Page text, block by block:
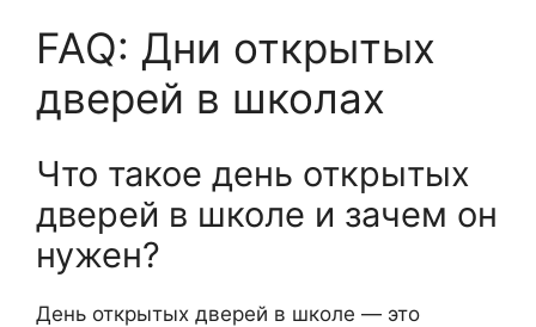
FAQ: Дни открытых
дверей в школах
Что такое день открытых
дверей в школе и зачем он
нужен?
День открытых дверей в школе — это